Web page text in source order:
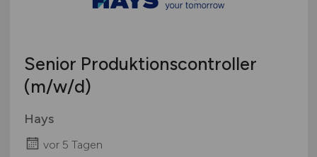
Senior Produktionscontroller
(m/w/d)
Hays
vor 5 Tagen